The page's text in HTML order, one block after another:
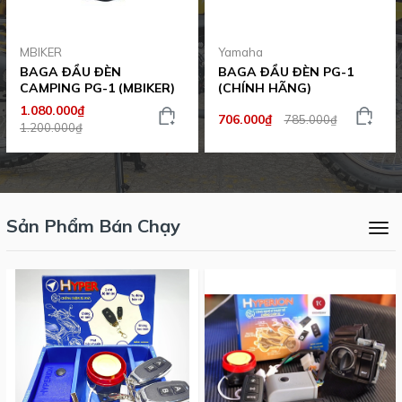
MBIKER
BAGA ĐẦU ĐÈN
CAMPING PG-1 (MBIKER)
1.080.000₫
1.200.000₫
Yamaha
BAGA ĐẦU ĐÈN PG-1
(CHÍNH HÃNG)
706.000₫
785.000₫
Sản Phẩm Bán Chạy